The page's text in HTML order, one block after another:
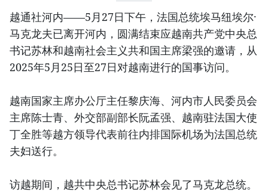
越通社河内——5月27日下午，法国总统埃马纽埃尔·
马克龙夫已离开河内，圆满结束应越南共产党中央总
书记苏林和越南社会主义共和国主席梁强的邀请，从
2025年5月25日至27日对越南进行的国事访问。
越南国家主席办公厅主任黎庆海、河内市人民委员会
主席陈士青、外交部副部长阮孟强、越南驻法国大使
丁全胜等越方领导代表前往内排国际机场为法国总统
夫妇送行。
访越期间，越共中央总书记苏林会见了马克龙总统。